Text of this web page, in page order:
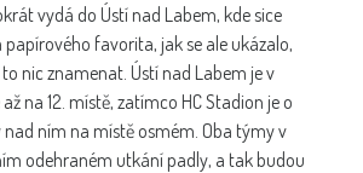
vydá do Ústí nad Labem, kde sice
papírového favorita, jak se ale ukázalo,
nic znamenat. Ústí nad Labem je v
na 12. místě, zatímco HC Stadion je o
nad ním na místě osmém. Oba týmy v
odehraném utkání padly, a tak budou